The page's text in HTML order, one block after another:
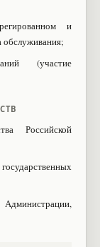
и
обслуживания;
(участие
Российской